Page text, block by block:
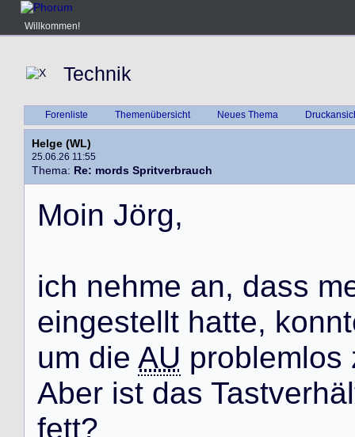
Willkommen!
Technik
Forenliste Themenübersicht Neues Thema
Helge (WL)
25.06.26 11:55
Thema: Re: mords Spritverbrauch
Moin Jörg,
ich nehme an, dass m
eingestellt hatte, konnt
um die AU problemlos
Aber ist das Tastverhäl
fett?